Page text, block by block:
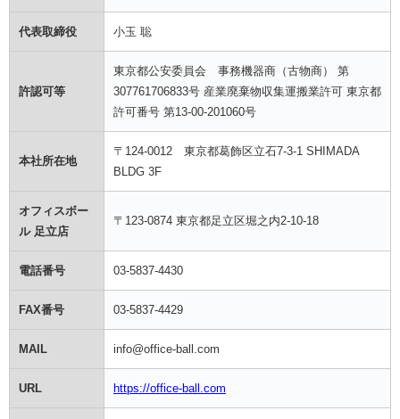
代表取締役 小玉 聡
許認可等
東京都公安委員会 事務機器商（古物商） 第
307761706833号 産業廃棄物収集運搬業許可 東京都
許可番号 第13-00-201060号
本社所在地
〒124-0012 東京都葛飾区立石7-3-1 SHIMADA
BLDG 3F
オフィスボー
ル 足立店
〒123-0874 東京都足立区堀之内2-10-18
電話番号 03-5837-4430
FAX番号 03-5837-4429
MAIL info@office-ball.com
URL https://office-ball.com